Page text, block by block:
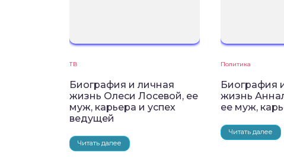
ТВ
Биография и личная
жизнь Олеси Лосевой, ее
муж, карьера и успех
ведущей
Читать далее
Политика
Биография
жизнь
ее муж,
Читать далее